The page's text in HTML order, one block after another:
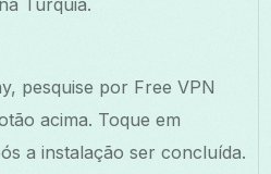
pesquise por Free VPN
acima. Toque em
a instalação ser concluída.